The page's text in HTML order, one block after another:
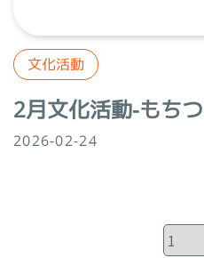
文化活動
2月文化活動-もち
2026-02-24